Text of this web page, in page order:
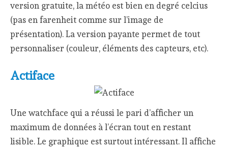
version gratuite, la météo est bien en degré celcius
(pas en farenheit comme sur l’image de
présentation). La version payante permet de tout
personnaliser (couleur, éléments des capteurs, etc).
Actiface
Une watchface qui a réussi le pari d’afficher un
maximum de données à l’écran tout en restant
lisible. Le graphique est surtout intéressant. Il affiche